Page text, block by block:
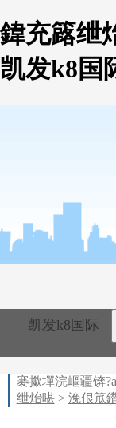
鍏充簬绁
凯发k8国
凯发k8国际
褰撳墠浣嶇疆锛
绁炲啿> 浼佷笟